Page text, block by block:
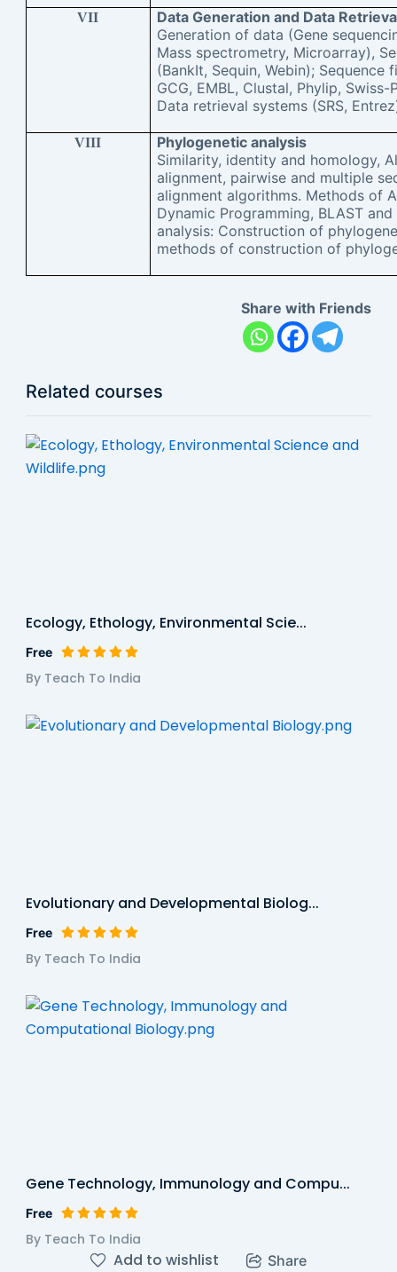
VII
Data Generation and Data
Generation of data (Gene
Mass spectrometry, Microarray),
(BankIt, Sequin, Webin); Sequence
GCG, EMBL, Clustal, Phylip,
Data retrieval systems (SRS,
VIII
Phylogenetic analysis
Similarity, identity and homology,
alignment, pairwise and multiple
alignment algorithms. Methods of
Dynamic Programming, BLAST
analysis: Construction of
methods of construction of
Share with Friends
Related courses
Ecology, Ethology, Environmental Scie...
Free
By Teach To India
Evolutionary and Developmental Biolog...
Free
By Teach To India
Gene Technology, Immunology and Compu...
Free
By Teach To India
Add to wishlist Share